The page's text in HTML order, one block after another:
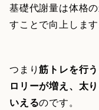
基礎代謝量は体格
すことで向上します
つまり筋トレを行
ロリーが増え、太
いえるのです。